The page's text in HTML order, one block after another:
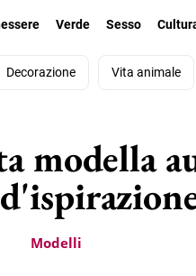
Verde Sesso
Decorazione Vita animale
modella
Modelli